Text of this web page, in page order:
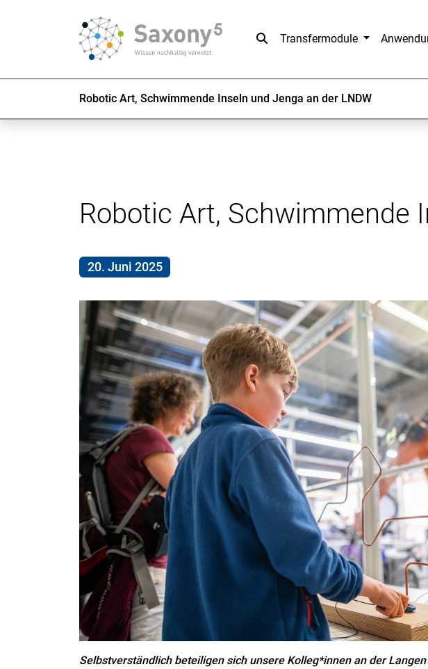
SucheTransfermodule
Robotic Art, Schwimmende Inseln und Jenga an der LNDW
Robotic Art, Schwimmende
20. Juni 2025
Selbstverständlich beteiligen sich unsere Kolleg*innen an der